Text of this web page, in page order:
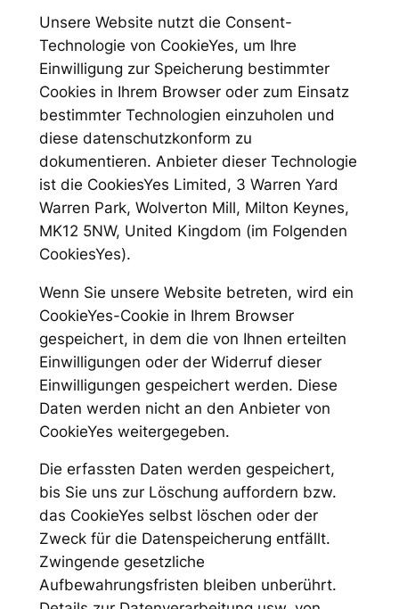
Unsere Website nutzt die Consent-
Technologie von CookieYes, um Ihre
Einwilligung zur Speicherung bestimmter
Cookies in Ihrem Browser oder zum Einsatz
bestimmter Technologien einzuholen und
diese datenschutzkonform zu
dokumentieren. Anbieter dieser Technologie
ist die CookiesYes Limited, 3 Warren Yard
Warren Park, Wolverton Mill, Milton Keynes,
MK12 5NW, United Kingdom (im Folgenden
CookiesYes).
Wenn Sie unsere Website betreten, wird ein
CookieYes-Cookie in Ihrem Browser
gespeichert, in dem die von Ihnen erteilten
Einwilligungen oder der Widerruf dieser
Einwilligungen gespeichert werden. Diese
Daten werden nicht an den Anbieter von
CookieYes weitergegeben.
Die erfassten Daten werden gespeichert,
bis Sie uns zur Löschung auffordern bzw.
das CookieYes selbst löschen oder der
Zweck für die Datenspeicherung entfällt.
Zwingende gesetzliche
Aufbewahrungsfristen bleiben unberührt.